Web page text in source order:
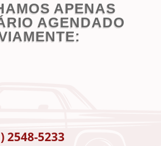
APENAS
AGENDADO
2548-5233